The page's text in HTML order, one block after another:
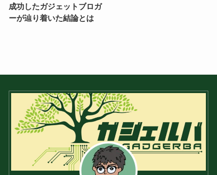
成功したガジェットブロガ
ーが辿り着いた結論とは